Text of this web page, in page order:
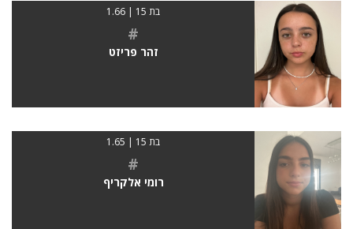
בת 15 | 1.66
#
זהר פריזט
בת 15 | 1.65
#
רומי אלקריף